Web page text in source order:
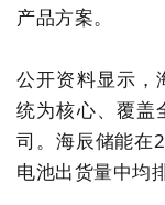
产品方案。
公开资料显示，
统为核心、覆盖
司 。海辰储能在
电池出货量中均